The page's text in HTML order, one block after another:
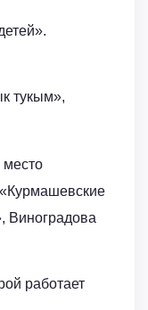
тукым»,
место
Виноградова
работает